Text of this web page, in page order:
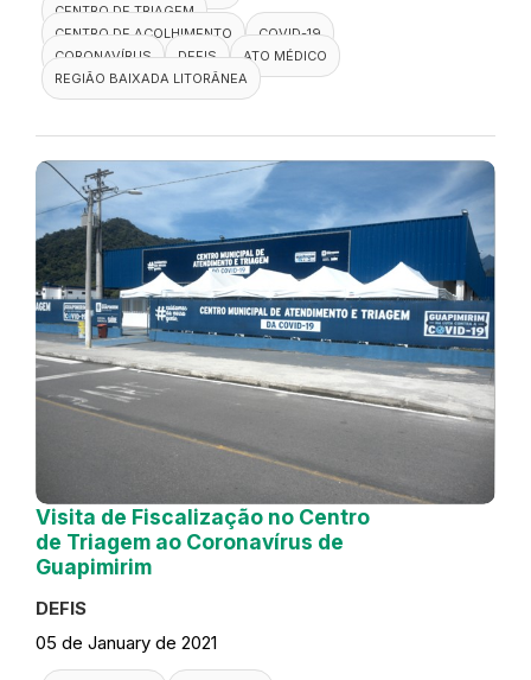
CENTRO DE TRIAGEM
CENTRO DE ACOLHIMENTO
COVID-19
CORONAVÍRUS
DEFIS
ATO MÉDICO
REGIÃO BAIXADA LITORÂNEA
Visita de Fiscalização no Centro
de Triagem ao Coronavírus de
Guapimirim
DEFIS
05 de January de 2021